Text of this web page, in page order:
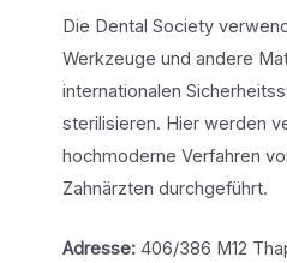
Die Dental Society
Werkzeuge und andere
internationalen
sterilisieren. Hier werden
hochmoderne Verfahren
Zahnärzten durchgeführt.
Adresse:406/386 M12